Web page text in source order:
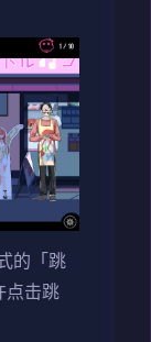
的「跳
点击跳